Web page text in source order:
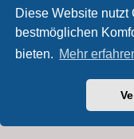
Diese Website nutzt
bestmöglichen
bieten. Mehr